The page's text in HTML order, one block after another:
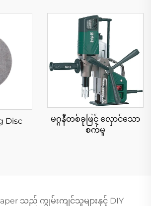
Disc
မဂ္ဂနီတစ်ခုဖြင့် လှောင်သော
စက်မှု
သည် ကျွမ်းကျင်သူများနှင့် DIY